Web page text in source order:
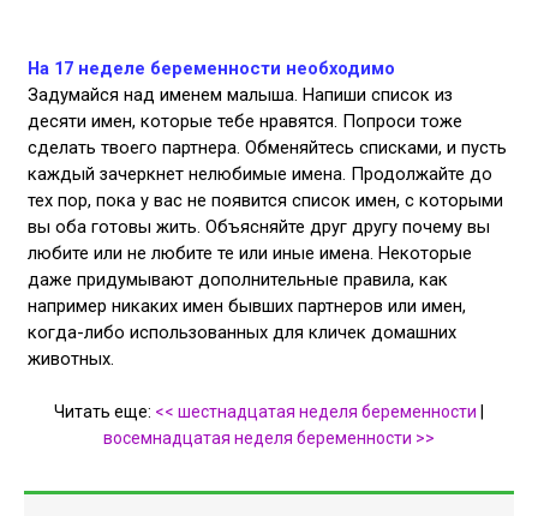
На 17 неделе беременности необходимо
Задумайся над именем малыша. Напиши список из
десяти имен, которые тебе нравятся. Попроси тоже
сделать твоего партнера. Обменяйтесь списками, и пусть
каждый зачеркнет нелюбимые имена. Продолжайте до
тех пор, пока у вас не появится список имен, с которыми
вы оба готовы жить. Объясняйте друг другу почему вы
любите или не любите те или иные имена. Некоторые
даже придумывают дополнительные правила, как
например никаких имен бывших партнеров или имен,
когда-либо использованных для кличек домашних
животных.
Читать еще: << шестнадцатая неделя беременности
восемнадцатая неделя беременности >>